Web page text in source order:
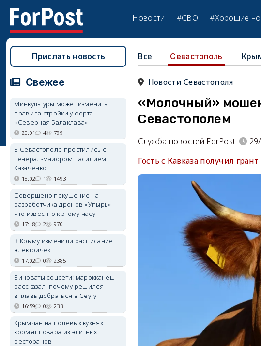
Новости #СВО #Хорошие
Все Севастополь
Новости Севастополя
«Молочный»
Севастополем
Служба новостей ForPost
Гость с Кавказа получил
Прислать новость
Свежее
Минкультуры может изменить
правила стройки у форта
«Северная Балаклава»
20:01 4 799
В Севастополе простились с
генерал-майором Василием
Казаченко
18:02 1 1493
Совершено покушение на
разработчика дронов «Упырь» —
что известно к этому часу
17:18 2 970
В Крыму изменили расписание
электричек
17:02 0 2385
Виноваты соцсети: марокканец
рассказал, почему решился
вплавь добраться в Сеуту
16:59 0 233
Крымчан на полевых кухнях
кормят повара из элитных
ресторанов